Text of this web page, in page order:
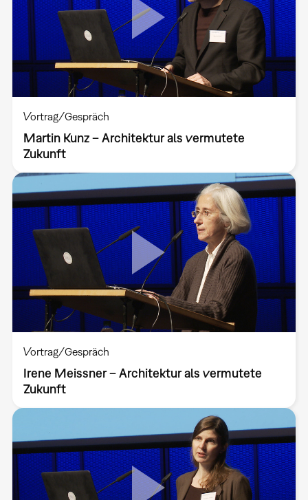
Vortrag/Gespräch
Martin Kunz – Architektur als vermutete
Zukunft
Vortrag/Gespräch
Irene Meissner – Architektur als vermutete
Zukunft